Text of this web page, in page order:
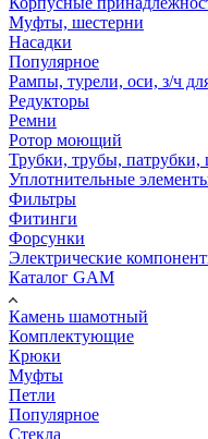
Муфты, шестерни
Насадки
Популярное
Рампы, турели, оси, з/ч
Редукторы
Ремни
Ротор моющий
Трубки, трубы, патрубки,
Уплотнительные
Фильтры
Фитинги
Форсунки
Электрические
Каталог GAM
Камень шамотный
Комплектующие
Крюки
Муфты
Петли
Популярное
Стекла